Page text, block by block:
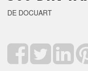
DE DOCUART